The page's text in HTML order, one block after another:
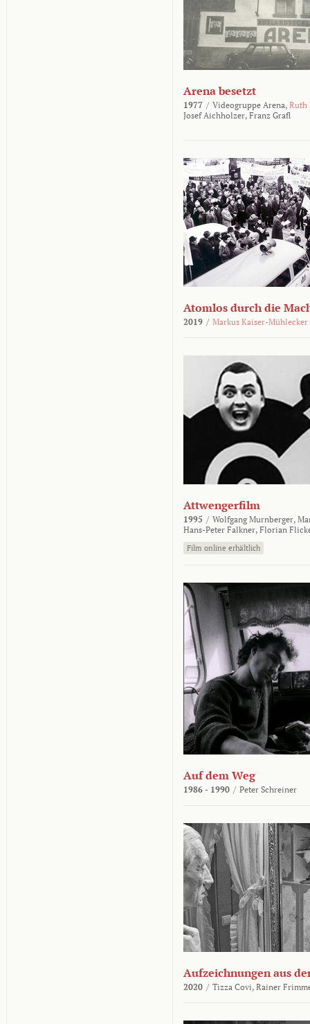
Arena besetzt
1977 / Videogruppe Arena, Ruth
Josef Aichholzer, Franz Grafl
Atomlos durch die
2019 / Markus Kaiser-Mühlecker
Attwengerfilm
1995 / Wolfgang Murnberger,
Hans-Peter Falkner, Florian
Film online erhältlich
Auf dem Weg
1986 - 1990 / Peter Schreiner
Aufzeichnungen aus
2020 / Tizza Covi, Rainer